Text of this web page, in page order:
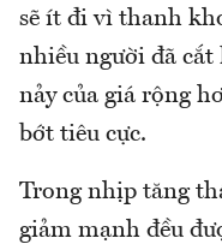
sẽ ít đi vì thanh
nhiều người đã
nảy của giá rộng
bớt tiêu cực.
Trong nhịp tăng
giảm mạnh đều